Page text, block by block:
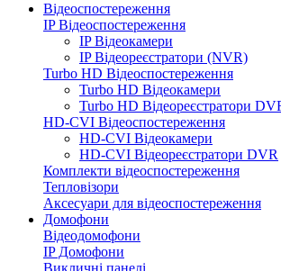
Відеоспостереження
IP Відеоспостереження
IP Відеокамери
IP Відеореєстратори (NVR)
Turbo HD Відеоспостереження
Turbo HD Відеокамери
Turbo HD Відеореєстратори
HD-CVI Відеоспостереження
HD-CVI Відеокамери
HD-CVI Відеореєстратори DVR
Комплекти відеоспостереження
Тепловізори
Аксесуари для відеоспостереження
Домофони
Відеодомофони
IP Домофони
Викличні панелі